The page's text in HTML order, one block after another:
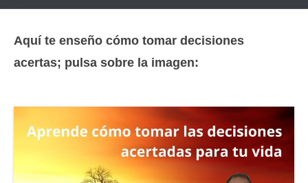
Aquí te enseño cómo tomar decisiones
acertas; pulsa sobre la imagen: